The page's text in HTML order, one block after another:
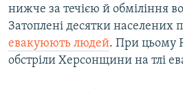
нижче за течією й обміління
Затоплені десятки населених
евакуюють людей. При цьому
обстріли Херсонщини на тлі